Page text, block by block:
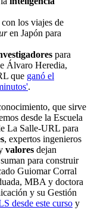
con los viajes de
en Japón para
para
Álvaro Heredia,
que ganó el
.
que sirve
desde la Escuela
La Salle-URL para
, expertos ingenieros
valores dejan
para construir
Guiomar Corral
MBA y doctora
y su Gestión
desde este curso y